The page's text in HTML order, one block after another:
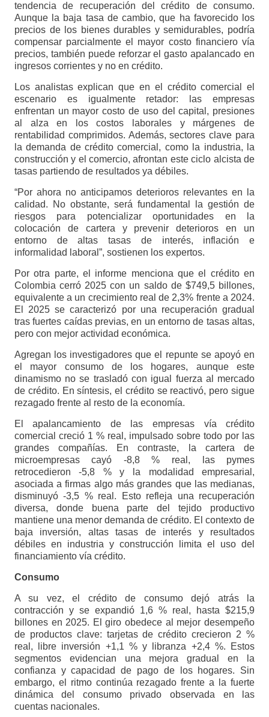
tendencia de recuperación del crédito de consumo.
Aunque la baja tasa de cambio, que ha favorecido los
precios de los bienes durables y semidurables, podría
compensar parcialmente el mayor costo financiero vía
precios, también puede reforzar el gasto apalancado en
ingresos corrientes y no en crédito.
Los analistas explican que en el crédito comercial el
escenario es igualmente retador: las empresas
enfrentan un mayor costo de uso del capital, presiones
al alza en los costos laborales y márgenes de
rentabilidad comprimidos. Además, sectores clave para
la demanda de crédito comercial, como la industria, la
construcción y el comercio, afrontan este ciclo alcista de
tasas partiendo de resultados ya débiles.
“Por ahora no anticipamos deterioros relevantes en la
calidad. No obstante, será fundamental la gestión de
riesgos para potencializar oportunidades en la
colocación de cartera y prevenir deterioros en un
entorno de altas tasas de interés, inflación e
informalidad laboral”, sostienen los expertos.
Por otra parte, el informe menciona que el crédito en
Colombia cerró 2025 con un saldo de $749,5 billones,
equivalente a un crecimiento real de 2,3% frente a 2024.
El 2025 se caracterizó por una recuperación gradual
tras fuertes caídas previas, en un entorno de tasas altas,
pero con mejor actividad económica.
Agregan los investigadores que el repunte se apoyó en
el mayor consumo de los hogares, aunque este
dinamismo no se trasladó con igual fuerza al mercado
de crédito. En síntesis, el crédito se reactivó, pero sigue
rezagado frente al resto de la economía.
El apalancamiento de las empresas vía crédito
comercial creció 1 % real, impulsado sobre todo por las
grandes compañías. En contraste, la cartera de
microempresas cayó -8,8 % real, las pymes
retrocedieron -5,8 % y la modalidad empresarial,
asociada a firmas algo más grandes que las medianas,
disminuyó -3,5 % real. Esto refleja una recuperación
diversa, donde buena parte del tejido productivo
mantiene una menor demanda de crédito. El contexto de
baja inversión, altas tasas de interés y resultados
débiles en industria y construcción limita el uso del
financiamiento vía crédito.
Consumo
A su vez, el crédito de consumo dejó atrás la
contracción y se expandió 1,6 % real, hasta $215,9
billones en 2025. El giro obedece al mejor desempeño
de productos clave: tarjetas de crédito crecieron 2 %
real, libre inversión +1,1 % y libranza +2,4 %. Estos
segmentos evidencian una mejora gradual en la
confianza y capacidad de pago de los hogares. Sin
embargo, el ritmo continúa rezagado frente a la fuerte
dinámica del consumo privado observada en las
cuentas nacionales.